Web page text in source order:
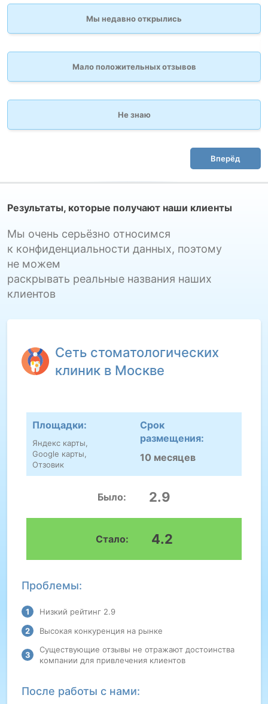
Мы недавно открылись
Мало положительных отзывов
Не знаю
Вперёд
Результаты, которые получают наши клиенты
Мы очень серьёзно относимся
к конфиденциальности данных, поэтому
не можем
раскрывать реальные названия наших
клиентов
Сеть стоматологических
клиник в Москве
Проблемы:
Низкий рейтинг 2.9
Высокая конкуренция на рынке
Существующие отзывы не отражают достоинства
компании для привлечения клиентов
Площадки:
Яндекс карты,
Google карты,
Отзовик
Срок
размещения:
10 месяцев
Было: 2.9
Стало: 4.2
После работы с нами: